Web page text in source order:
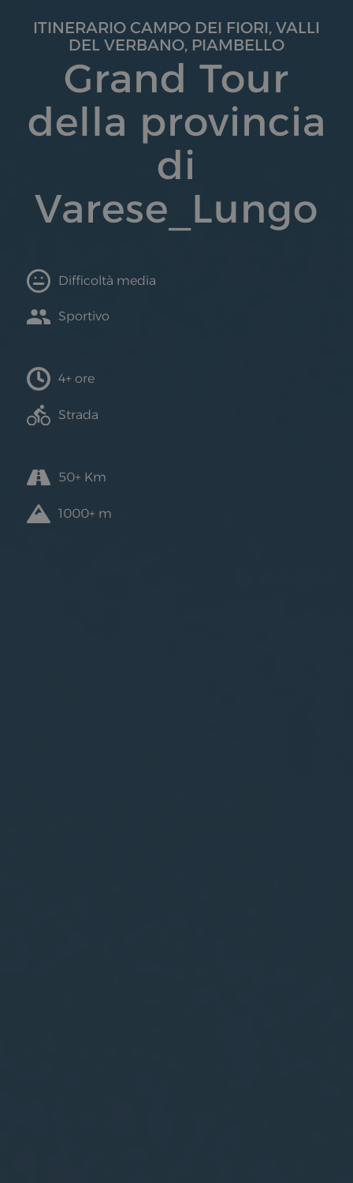
ITINERARIO CAMPO DEI FIORI, VALLI
DEL VERBANO, PIAMBELLO
Grand Tour
della provincia
di
Varese_Lungo
Difficoltà media
Sportivo
4+ ore
Strada
50+ Km
1000+ m